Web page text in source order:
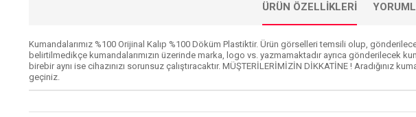
ÜRÜN ÖZELLIKLERI
Kumandalarımız %100 Orijinal Kalıp %100 Döküm Plastiktir. Ürün görselleri temsili olup,
belirtilmedikçe kumandalarımızın üzerinde marka, logo vs. yazmamaktadır ayrıca gönderilecek
birebir aynı ise cihazınızı sorunsuz çalıştıracaktır. MÜŞTERİLERİMİZİN DİKKATİNE ! Aradığınız
geçiniz.